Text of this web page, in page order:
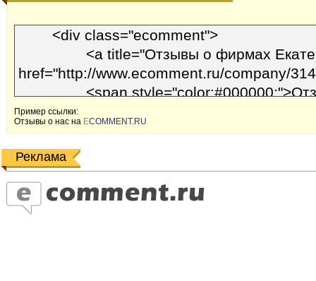
Пример ссылки:
Отзывы o наc на ECOMMENT.RU
Реклама